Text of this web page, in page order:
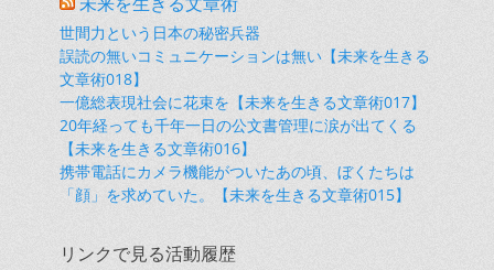
未来を生きる文章術
世間力という日本の秘密兵器
誤読の無いコミュニケーションは無い【未来を生きる
文章術018】
一億総表現社会に花束を【未来を生きる文章術017】
20年経っても千年一日の公文書管理に涙が出てくる
【未来を生きる文章術016】
携帯電話にカメラ機能がついたあの頃、ぼくたちは
「顔」を求めていた。【未来を生きる文章術015】
リンクで見る活動履歴